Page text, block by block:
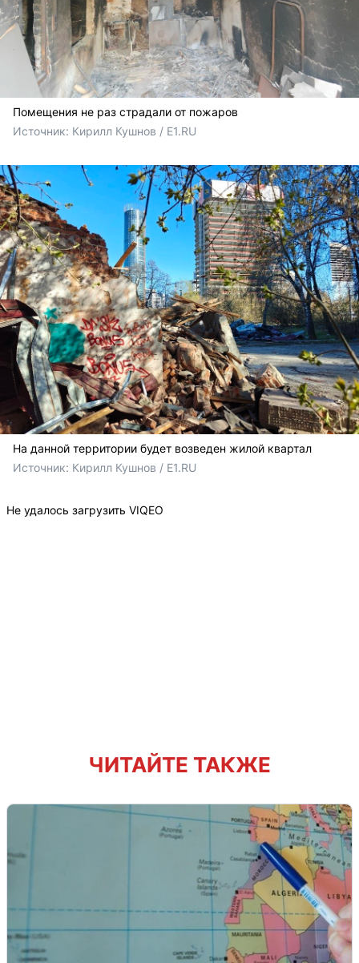
Помещения не раз страдали от пожаров
Источник: Кирилл Кушнов / E1.RU
На данной территории будет возведен жилой квартал
Источник: Кирилл Кушнов / E1.RU
Не удалось загрузить VIQEO
ЧИТАЙТЕ ТАКЖЕ